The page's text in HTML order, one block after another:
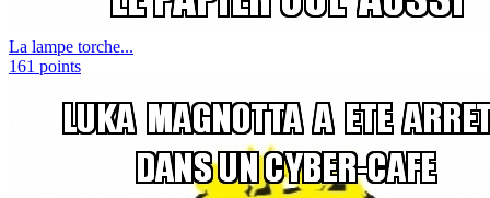
La lampe torche...
161 points